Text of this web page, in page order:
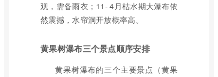
观，需备雨衣；11- 4月枯水期大瀑布依
然震撼，水帘洞开放概率高。
黄果树瀑布三个景点顺序安排
黄果树瀑布的三个主要景点（黄果